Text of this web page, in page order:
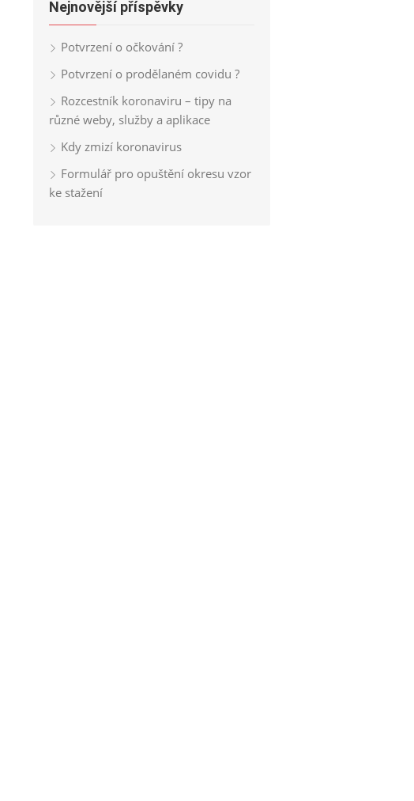
Nejnovější příspěvky
Potvrzení o očkování ?
Potvrzení o prodělaném covidu ?
Rozcestník koronaviru – tipy na
různé weby, služby a aplikace
Kdy zmizí koronavirus
Formulář pro opuštění okresu vzor
ke stažení